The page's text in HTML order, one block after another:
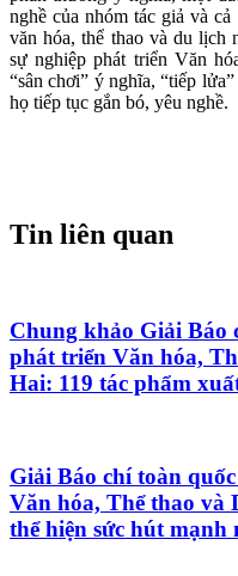
nghề của nhóm tác giả và
văn hóa, thể thao và du lịch
sự nghiệp phát triển Văn
“sân chơi” ý nghĩa, “tiếp
họ tiếp tục gắn bó, yêu nghề.
Tin liên quan
Chung khảo Giải Báo
phát triển Văn hóa,
Hai: 119 tác phẩm
Giải Báo chí toàn
Văn hóa, Thể thao
thể hiện sức hút mạnh